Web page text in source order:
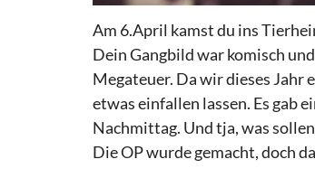
Am 6.April kamst du ins
Dein Gangbild war komisch
Megateuer. Da wir dieses
etwas einfallen lassen. Es gab
Nachmittag. Und tja, was
Die OP wurde gemacht, doch